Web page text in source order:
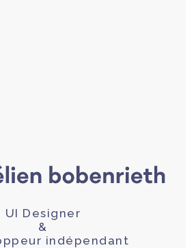
UI Designer
&
indépendant